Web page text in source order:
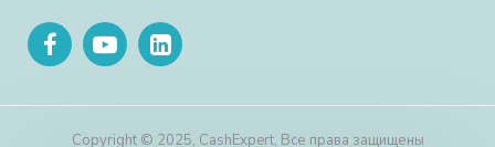
Copyright © 2025, CashExpert, Все права защищены